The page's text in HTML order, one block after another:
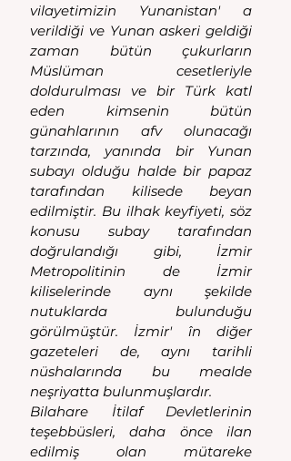
vilayetimizin Yunanistan' a
verildiği ve Yunan askeri geldiği
zaman bütün çukurların
Müslüman cesetleriyle
doldurulması ve bir Türk katl
eden kimsenin bütün
günahlarının afv olunacağı
tarzında, yanında bir Yunan
subayı olduğu halde bir papaz
tarafından kilisede beyan
edilmiştir. Bu ilhak keyfiyeti, söz
konusu subay tarafından
doğrulandığı gibi, İzmir
Metropolitinin de İzmir
kiliselerinde aynı şekilde
nutuklarda bulunduğu
görülmüştür. İzmir' în diğer
gazeteleri de, aynı tarihli
nüshalarında bu mealde
neşriyatta bulunmuşlardır.
Bilahare İtilaf Devletlerinin
teşebbüsleri, daha önce ilan
edilmiş olan mütareke